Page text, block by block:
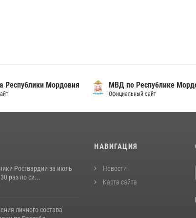
Республики Мордовия МВД по Республике
Официальный сайт
Росгвардии за июль
раз по си...
личного состава
НАВИГАЦИЯ
Новости
Карта сайта